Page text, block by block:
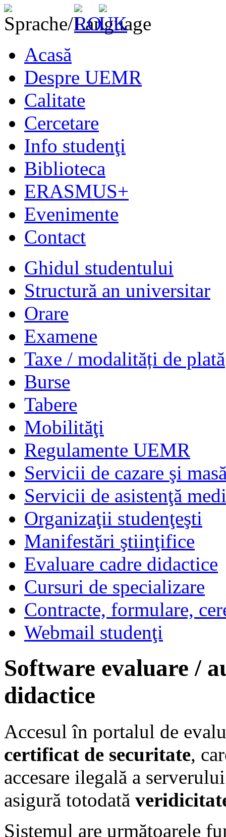
Acasă
Despre UEMR
Calitate
Cercetare
Info studenţi
Biblioteca
ERASMUS+
Evenimente
Contact
Ghidul studentului
Structură an universitar
Orare
Examene
Taxe / modalități de plată
Burse
Tabere
Mobilităţi
Regulamente UEMR
Servicii de cazare şi
Servicii de asistenţă
Organizaţii studenţeşti
Manifestări ştiinţifice
Evaluare cadre didactice
Cursuri de specializare
Contracte, formulare,
Webmail studenţi
Software evaluare /
didactice
Accesul în portalul de
certificat de securitate,
accesare ilegală a
asigură totodată
Sistemul are următoarele